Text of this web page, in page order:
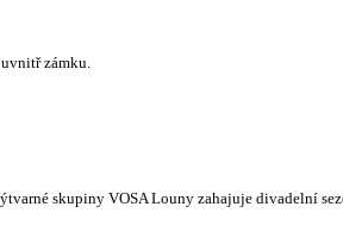
zámku.
skupiny VOSA Louny zahajuje divadelní